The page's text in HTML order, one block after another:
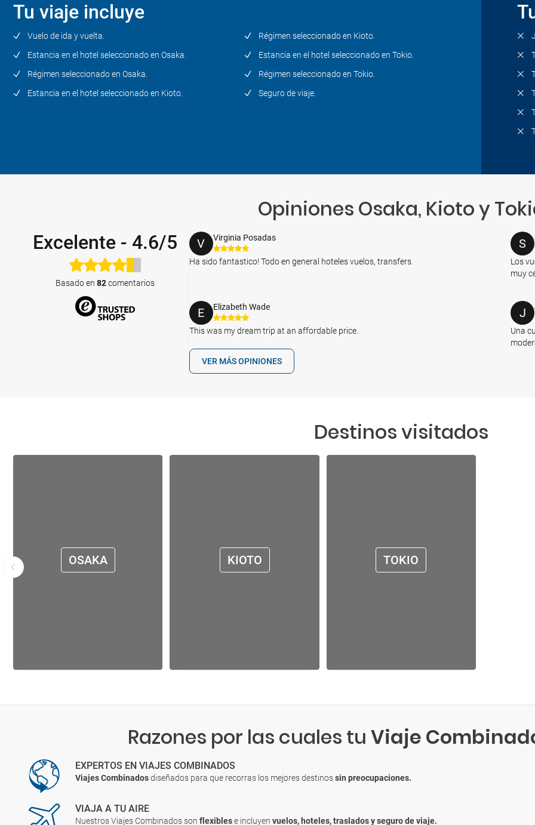
Tu viaje incluye
Vuelo de ida y vuelta.
Estancia en el hotel seleccionado en Osaka.
Régimen seleccionado en Osaka.
Estancia en el hotel seleccionado en Kioto.
Régimen seleccionado en Kioto.
Estancia en el hotel seleccionado en Tokio.
Régimen seleccionado en Tokio.
Seguro de viaje.
Opiniones Osaka, Kioto y
Excelente - 4.6/5
Basado en 82comentarios
V Virginia Posadas
Ha sido fantastico! Todo en general hoteles vuelos, transfers.
S
Los
muy
E Elizabeth Wade
This was my dream trip at an affordable price.
J
Una
VER MÁS OPINIONES
Destinos visitados
OSAKA KIOTO TOKIO
Razones por las cuales tu Viaje
EXPERTOS EN VIAJES COMBINADOS
Viajes Combinadosdiseñados para que recorras los mejores destinossin preocupaciones.
VIAJA A TU AIRE
Nuestros Viajes Combinados sonflexiblese incluyenvuelos, hoteles, traslados y seguro de viaje.